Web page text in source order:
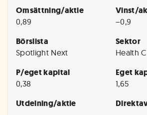
Omsättning/aktie
0,89
Vinst/
−0,9
Börslista
Spotlight Next
Sektor
Health
P/eget kapital
0,38
Eget
1,65
Utdelning/aktie